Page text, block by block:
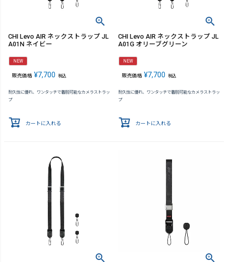
CHI Levo AIR ネックストラップ JL
A01N ネイビー
NEW
販売価格 ¥7,700 税込
耐久性に優れ、ワンタッチで着脱可能なカメラストラッ
プ
カートに入れる
CHI Levo AIR ネックストラップ JL
A01G オリーブグリーン
NEW
販売価格 ¥7,700 税込
耐久性に優れ、ワンタッチで着脱可能なカメラストラッ
プ
カートに入れる